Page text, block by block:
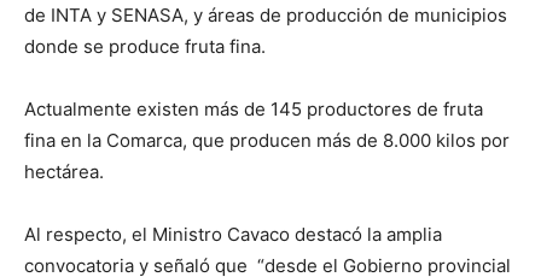
de INTA y SENASA, y áreas de producción de municipios
donde se produce fruta fina.
Actualmente existen más de 145 productores de fruta
fina en la Comarca, que producen más de 8.000 kilos por
hectárea.
Al respecto, el Ministro Cavaco destacó la amplia
convocatoria y señaló que “desde el Gobierno provincial